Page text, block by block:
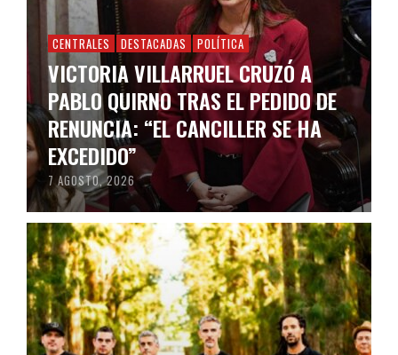
CENTRALES DESTACADAS POLÍTICA
VICTORIA VILLARRUEL CRUZÓ A
PABLO QUIRNO TRAS EL PEDIDO DE
RENUNCIA: “EL CANCILLER SE HA
EXCEDIDO”
7 AGOSTO, 2026